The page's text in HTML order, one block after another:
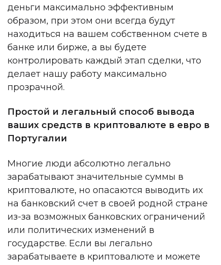
деньги максимально эффективным
образом, при этом они всегда будут
находиться на вашем собственном счете в
банке или бирже, а вы будете
контролировать каждый этап сделки, что
делает нашу работу максимально
прозрачной.
Простой и легальный способ вывода
ваших средств в криптовалюте в евро в
Португалии
Многие люди абсолютно легально
зарабатывают значительные суммы в
криптовалюте, но опасаются выводить их
на банковский счет в своей родной стране
из-за возможных банковских ограничений
или политических изменений в
государстве. Если вы легально
зарабатываете в криптовалюте и можете